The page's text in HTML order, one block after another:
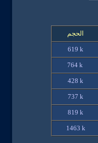
الحجم
619 k
764 k
428 k
737 k
819 k
1463 k